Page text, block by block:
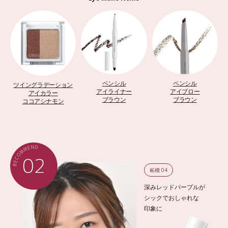
ツイングラデーション
アイカラー
ココアシナモン
ペンシル
アイライナー
ブラウン
ペンシル
アイブロー
ブラウン
柘榴 04
深みレッドパープルが
シックでおしゃれな
印象に